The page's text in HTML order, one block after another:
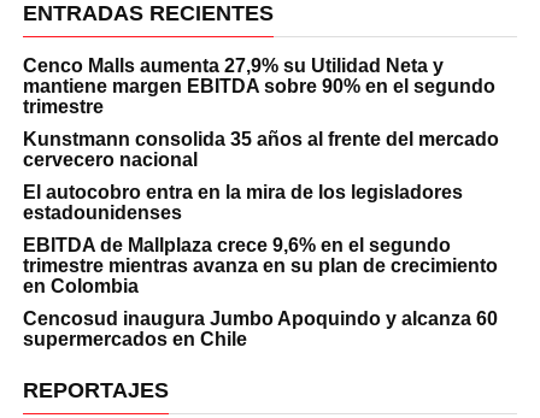
ENTRADAS RECIENTES
Cenco Malls aumenta 27,9% su Utilidad Neta y
mantiene margen EBITDA sobre 90% en el segundo
trimestre
Kunstmann consolida 35 años al frente del mercado
cervecero nacional
El autocobro entra en la mira de los legisladores
estadounidenses
EBITDA de Mallplaza crece 9,6% en el segundo
trimestre mientras avanza en su plan de crecimiento
en Colombia
Cencosud inaugura Jumbo Apoquindo y alcanza 60
supermercados en Chile
REPORTAJES